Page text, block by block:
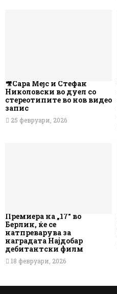
🎥Сара Мејс и Стефан
Николовски во дуел со
стереотипите во нов видео
запис
25 февруари, 2026
Премиера на „17“ во
Берлин, ќе се
натпреварува за
наградата Најдобар
дебитантски филм
18 февруари, 2026